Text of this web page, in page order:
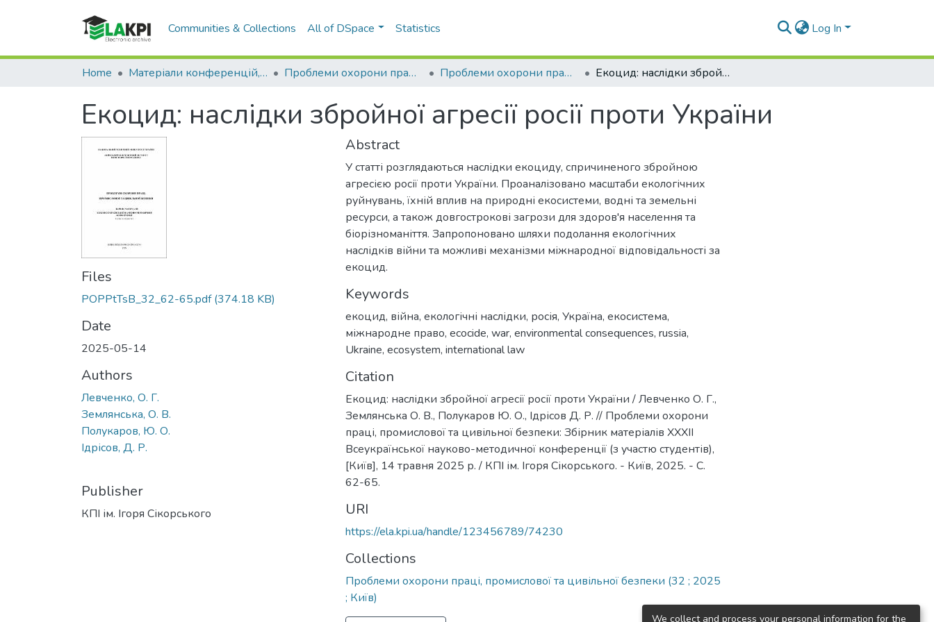
Communities & Collections All of DSpace Statistics Log In
Home Матеріали конференцій, семінарів і т.п. Проблеми охорони праці, промислової та цивільної безпеки Проблеми охорони праці, промислової та цивільної безпеки (32 ; 2025 ; Київ) Екоцид: наслідки збройної агресії росії проти України
Екоцид: наслідки збройної агресії росії проти України
Files
POPPtTsB_32_62-65.pdf(374.18 KB)
Date
2025-05-14
Authors
Левченко, О. Г.
Землянська, О. В.
Полукаров, Ю. О.
Ідрісов, Д. Р.
Publisher
КПІ ім. Ігоря Сікорського
Abstract
У статті розглядаються наслідки екоциду, спричиненого збройною
агресією росії проти України. Проаналізовано масштаби екологічних
руйнувань, їхній вплив на природні екосистеми, водні та земельні
ресурси, а також довгострокові загрози для здоров'я населення та
біорізноманіття. Запропоновано шляхи подолання екологічних
наслідків війни та можливі механізми міжнародної відповідальності за
екоцид.
Keywords
екоцид, війна, екологічні наслідки, росія, Україна, екосистема,
міжнародне право, ecocide, war, environmental consequences, russia,
Ukraine, ecosystem, international law
Citation
Екоцид: наслідки збройної агресії росії проти України / Левченко О. Г.,
Землянська О. В., Полукаров Ю. О., Ідрісов Д. Р. // Проблеми охорони
праці, промислової та цивільної безпеки: Збірник матеріалів ХХХІІ
Всеукраїнської науково-методичної конференції (з участю студентів),
[Київ], 14 травня 2025 р. / КПІ ім. Ігоря Сікорського. - Київ, 2025. - С.
62-65.
URI
https://ela.kpi.ua/handle/123456789/74230
Collections
Проблеми охорони праці, промислової та цивільної безпеки (32 ; 2025
; Київ)
We collect and process your personal information for the